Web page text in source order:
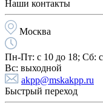
Наши контакты
Москва
Пн-Пт: с 10 до 18; Cб:
Вс: выходной
akpp@mskakpp.ru
Быстрый переход